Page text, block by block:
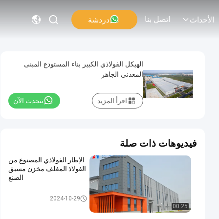
الأحداث اتصل بنا دردشة
الهيكل الفولاذي الكبير بناء المستودع المبنى
المعدني الجاهز
نتحدث الآن اقرأ المزيد
فيديوهات ذات صلة
00:25
الإطار الفولاذي المصنوع من
الفولاذ المغلف مخزن مسبق
الصنع
مستودع الهيكل الصلبي2024-10-29